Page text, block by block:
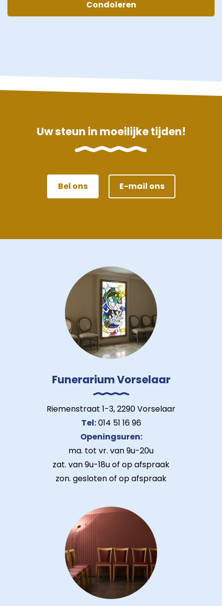
Uw steun in moeilijke tijden!
Bel ons E-mail ons
Funerarium Vorselaar
Riemenstraat 1-3, 2290 Vorselaar
Tel:014 51 16 96
Openingsuren:
ma. tot vr. van 9u-20u
zat. van 9u-18u of op afspraak
zon. gesloten of op afspraak